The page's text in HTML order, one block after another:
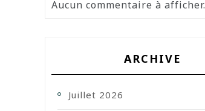
Aucun commentaire à afficher.
ARCHIVE
Juillet 2026